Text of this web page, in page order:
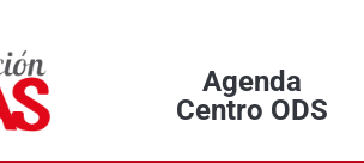
Agenda
Centro ODS